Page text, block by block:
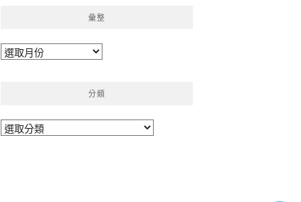
彙整
彙
分類
分